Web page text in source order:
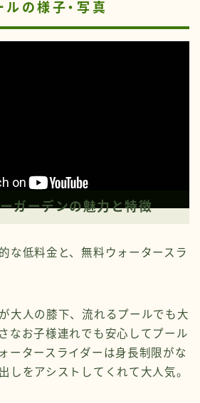
の様子・写真
ガーデンの魅力と特徴
な低料金と、無料ウォータースラ
大人の膝下、流れるプールでも大
なお子様連れでも安心してプール
ータースライダーは身長制限がな
しをアシストしてくれて大人気。